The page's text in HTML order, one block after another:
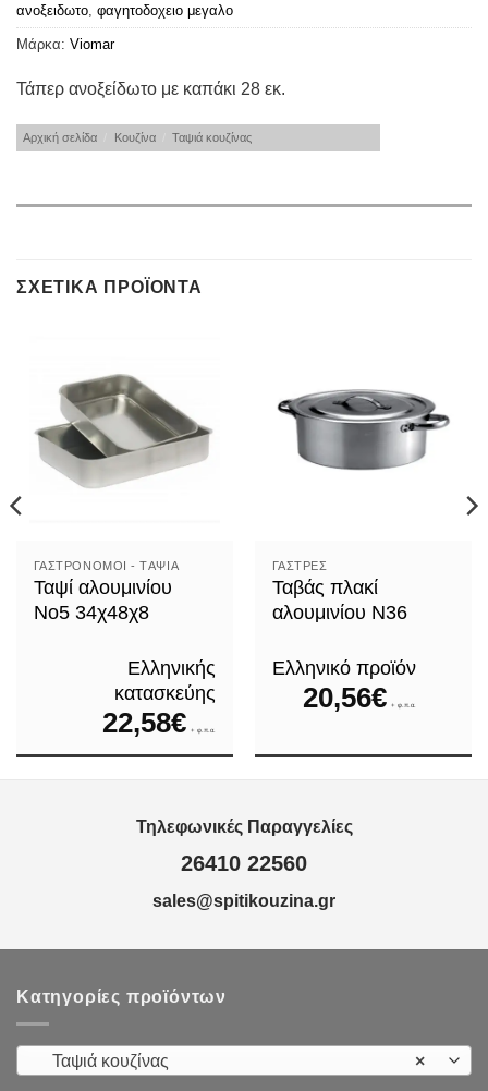
ανοξειδωτο φαγητοδοχειο μεγαλο
Μάρκα: Viomar
Τάπερ ανοξείδωτο με καπάκι 28 εκ.
Αρχική σελίδα Κουζίνα Ταψιά κουζίνας
ΣΧΕΤΙΚΆ ΠΡΟΪΌΝΤΑ
ΓΑΣΤΡΟΝΌΜΟΙ - TΑΨΙΆ
Ταψί αλουμινίου
Νο5 34χ48χ8
Ελληνικής
κατασκεύης
22,58€ + φ.π.α.
ΓΆΣΤΡΕΣ
Ταβάς πλακί
αλουμινίου N36
Ελληνικό προϊόν
20,56€ + φ.π.α.
Τηλεφωνικές Παραγγελίες
26410 22560
sales@spitikouzina.gr
Κατηγορίες προϊόντων
×
Ταψιά κουζίνας